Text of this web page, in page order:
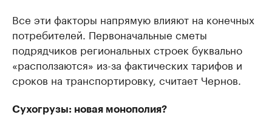
Все эти факторы напрямую влияют на конечных
потребителей. Первоначальные сметы
подрядчиков региональных строек буквально
«расползаются» из-за фактических тарифов и
сроков на транспортировку, считает Чернов.
Сухогрузы: новая монополия?